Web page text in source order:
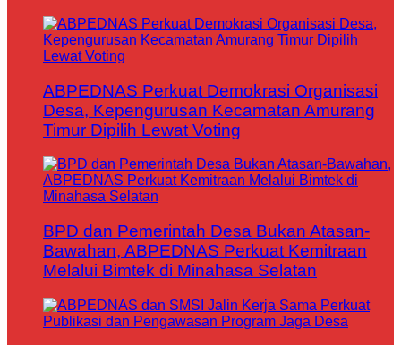
ABPEDNAS Perkuat Demokrasi Organisasi
Desa, Kepengurusan Kecamatan Amurang
Timur Dipilih Lewat Voting
BPD dan Pemerintah Desa Bukan Atasan-
Bawahan, ABPEDNAS Perkuat Kemitraan
Melalui Bimtek di Minahasa Selatan